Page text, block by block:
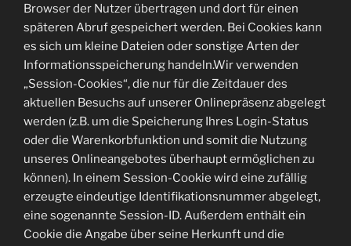
Browser der Nutzer übertragen und dort für einen
späteren Abruf gespeichert werden. Bei Cookies kann
es sich um kleine Dateien oder sonstige Arten der
Informationsspeicherung handeln.Wir verwenden
„Session-Cookies“, die nur für die Zeitdauer des
aktuellen Besuchs auf unserer Onlinepräsenz abgelegt
werden (z.B. um die Speicherung Ihres Login-Status
oder die Warenkorbfunktion und somit die Nutzung
unseres Onlineangebotes überhaupt ermöglichen zu
können). In einem Session-Cookie wird eine zufällig
erzeugte eindeutige Identifikationsnummer abgelegt,
eine sogenannte Session-ID. Außerdem enthält ein
Cookie die Angabe über seine Herkunft und die